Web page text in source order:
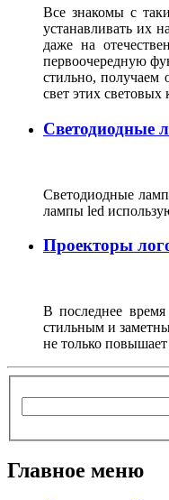
Все знакомы с
устанавливать их
даже на
первоочередную
стильно, получаем
свет этих
Светодиодные
Светодиодные
лампы led
Проекторы
В последнее
стильным и
не только
Главное меню